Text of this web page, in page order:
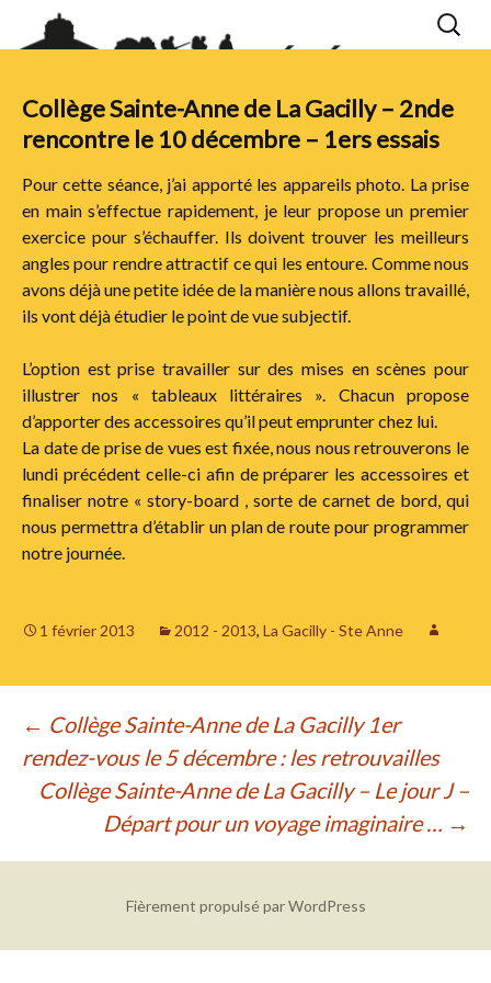
Collège Sainte-Anne de La Gacilly – 2nde
rencontre le 10 décembre – 1ers essais
Pour cette séance, j’ai apporté les appareils photo. La prise
en main s’effectue rapidement, je leur propose un premier
exercice pour s’échauffer. Ils doivent trouver les meilleurs
angles pour rendre attractif ce qui les entoure. Comme nous
avons déjà une petite idée de la manière nous allons travaillé,
ils vont déjà étudier le point de vue subjectif.
L’option est prise travailler sur des mises en scènes pour
illustrer nos « tableaux littéraires ». Chacun propose
d’apporter des accessoires qu’il peut emprunter chez lui.
La date de prise de vues est fixée, nous nous retrouverons le
lundi précédent celle-ci afin de préparer les accessoires et
finaliser notre « story-board , sorte de carnet de bord, qui
nous permettra d’établir un plan de route pour programmer
notre journée.
1 février 2013 2012 - 2013, La Gacilly - Ste Anne
Navigation
des
articles
← Collège Sainte-Anne de La Gacilly 1er
rendez-vous le 5 décembre : les retrouvailles
Collège Sainte-Anne de La Gacilly – Le jour J –
Départ pour un voyage imaginaire … →
Fièrement propulsé par WordPress